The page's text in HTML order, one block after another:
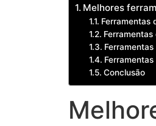
Melhores
Ferramentas
Conclusão